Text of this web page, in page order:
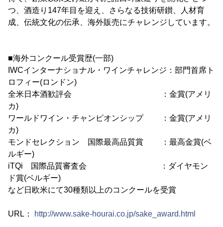
つ、酒造り147年目を迎え、さらなる技術研鑚、人材育
成、伝統文化の伝承、海外販売にチャレンジしています。
■海外コンクール受賞歴(一部)
IWCインターナショナル・ワインチャレンジ：部門首席ト
ロフィー(ロンドン)
全米日本酒歓評会 ：金賞(アメリ
カ)
ワールドワイン・チャンピオンシップ ：金賞(アメリ
カ)
モンドセレクション 国際最高品質賞 ：最高金賞(ベ
ルギー)
iTQi 国際品質審査会 ：ダイヤモン
ド賞(ベルギー)
など日欧米にて30種類以上のコンクールを受賞
URL： http://www.sake-hourai.co.jp/sake_award.html